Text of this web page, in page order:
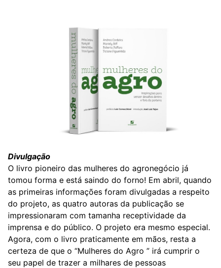
Divulgação
O livro pioneiro das mulheres do agronegócio já
tomou forma e está saindo do forno! Em abril, quando
as primeiras informações foram divulgadas a respeito
do projeto, as quatro autoras da publicação se
impressionaram com tamanha receptividade da
imprensa e do público. O projeto era mesmo especial.
Agora, com o livro praticamente em mãos, resta a
certeza de que o “Mulheres do Agro ” irá cumprir o
seu papel de trazer a milhares de pessoas